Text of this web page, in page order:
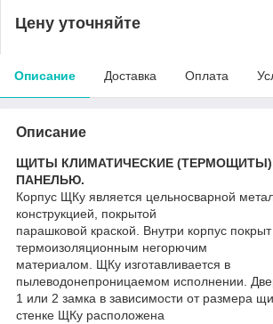
Цену уточняйте
Описание Доставка Оплата
Описание
ЩИТЫ КЛИМАТИЧЕСКИЕ
ПАНЕЛЬЮ.
Корпус ЩКу является цельносварной
конструкцией, покрытой
парашковой краской. Внутри корпус покрыт
термоизоляционным негорючим
материалом. ЩКу изготавливается в
пылеводонепроницаемом исполнении.
1 или 2 замка в зависимости от размера
стенке ЩКу расположена